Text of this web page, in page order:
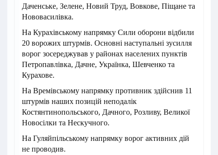
Даченське, Зелене, Новий Труд, Вовкове, Піщане та
Нововасилівка.
На Курахівському напрямку Сили оборони відбили
20 ворожих штурмів. Основні наступальні зусилля
ворог зосереджував у районах населених пунктів
Петропавлівка, Дачне, Українка, Шевченко та
Курахове.
На Времівському напрямку противник здійснив 11
штурмів наших позицій неподалік
Костянтинопольського, Дачного, Розливу, Великої
Новосілки та Нескучного.
На Гуляйпільському напрямку ворог активних дій
не проводив.